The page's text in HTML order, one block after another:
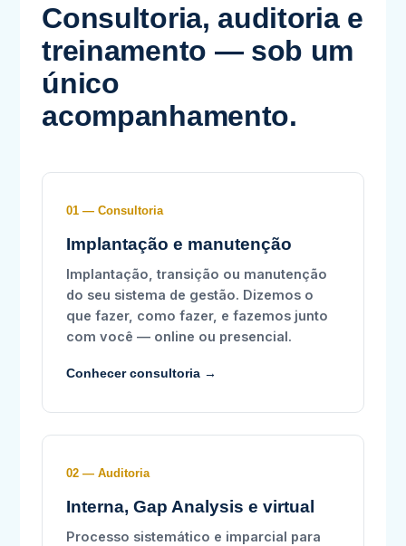
Consultoria, auditoria e
treinamento — sob um
único
acompanhamento.
01 — Consultoria
Implantação e manutenção
Implantação, transição ou manutenção
do seu sistema de gestão. Dizemos o
que fazer, como fazer, e fazemos junto
com você — online ou presencial.
Conhecer consultoria →
02 — Auditoria
Interna, Gap Analysis e virtual
Processo sistemático e imparcial para